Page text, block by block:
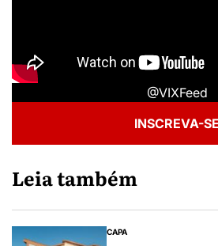
@VIXFeed
INSCREVA-SE
Leia também
CAPA